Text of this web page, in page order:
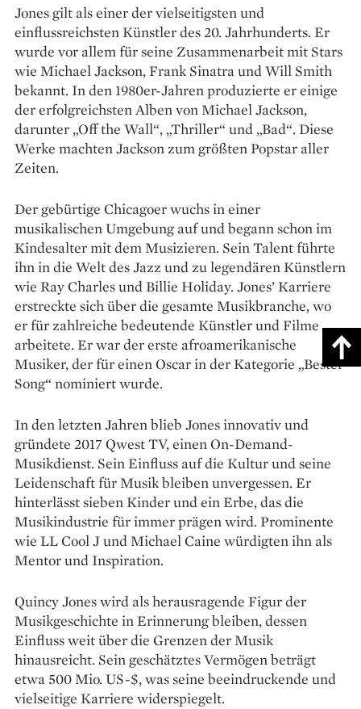
Jones gilt als einer der vielseitigsten und
einflussreichsten Künstler des 20. Jahrhunderts. Er
wurde vor allem für seine Zusammenarbeit mit Stars
wie Michael Jackson, Frank Sinatra und Will Smith
bekannt. In den 1980er-Jahren produzierte er einige
der erfolgreichsten Alben von Michael Jackson,
darunter „Off the Wall“, „Thriller“ und „Bad“. Diese
Werke machten Jackson zum größten Popstar aller
Zeiten.
Der gebürtige Chicagoer wuchs in einer
musikalischen Umgebung auf und begann schon im
Kindesalter mit dem Musizieren. Sein Talent führte
ihn in die Welt des Jazz und zu legendären Künstlern
wie Ray Charles und Billie Holiday. Jones’ Karriere
erstreckte sich über die gesamte Musikbranche, wo
er für zahlreiche bedeutende Künstler und Filme
arbeitete. Er war der erste afroamerikanische
Musiker, der für einen Oscar in der Kategorie „Bester
Song“ nominiert wurde.
In den letzten Jahren blieb Jones innovativ und
gründete 2017 Qwest TV, einen On-Demand-
Musikdienst. Sein Einfluss auf die Kultur und seine
Leidenschaft für Musik bleiben unvergessen. Er
hinterlässt sieben Kinder und ein Erbe, das die
Musikindustrie für immer prägen wird. Prominente
wie LL Cool J und Michael Caine würdigten ihn als
Mentor und Inspiration.
Quincy Jones wird als herausragende Figur der
Musikgeschichte in Erinnerung bleiben, dessen
Einfluss weit über die Grenzen der Musik
hinausreicht. Sein geschätztes Vermögen beträgt
etwa 500 Mio. US-$, was seine beeindruckende und
vielseitige Karriere widerspiegelt.